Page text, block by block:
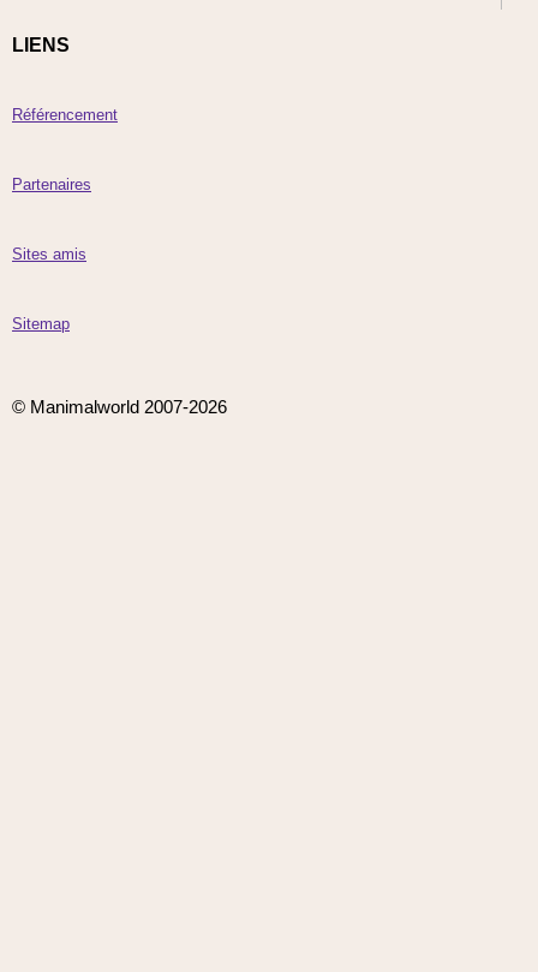
LIENS
Référencement
Partenaires
Sites amis
Sitemap
© Manimalworld 2007-2026